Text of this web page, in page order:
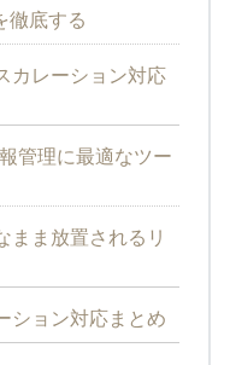
徹底する
カレーション対応
管理に最適なツー
まま放置されるリ
ション対応まとめ